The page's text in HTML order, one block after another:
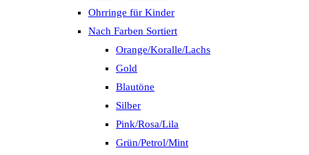
Ohrringe für Kinder
Nach Farben Sortiert
Orange/Koralle/Lachs
Gold
Blautöne
Silber
Pink/Rosa/Lila
Grün/Petrol/Mint